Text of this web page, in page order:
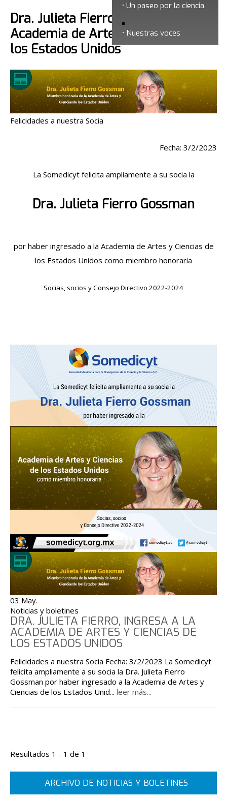
Un paseo por la ciencia
Nuestras voces
Dra. Julieta Fierro, ingresa a la
Academia de Artes y Ciencias de
los Estados Unidos
Felicidades a nuestra Socia
Fecha: 3/2/2023
La Somedicyt felicita ampliamente a su socia la
Dra. Julieta Fierro Gossman
por haber ingresado a la Academia de Artes y Ciencias de
los Estados Unidos como miembro honoraria
Socias, socios y Consejo Directivo 2022-2024
03 May.
Noticias y boletines
DRA. JULIETA FIERRO, INGRESA A LA
ACADEMIA DE ARTES Y CIENCIAS DE
LOS ESTADOS UNIDOS
Felicidades a nuestra Socia Fecha: 3/2/2023 La Somedicyt
felicita ampliamente a su socia la Dra. Julieta Fierro
Gossman por haber ingresado a la Academia de Artes y
Ciencias de los Estados Unid... leer más...
Resultados 1 - 1 de 1
ARCHIVO DE NOTICIAS Y BOLETINES